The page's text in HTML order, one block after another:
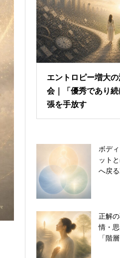
エントロピー増大
会｜「優秀であり
張を手放す
ボデ
ット
へ戻
正解
情・
「階